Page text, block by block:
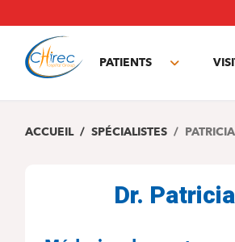
PATIENTS
Toggle
ACCUEIL SPÉCIALISTES
Dr.
SPÉCIALITÉS